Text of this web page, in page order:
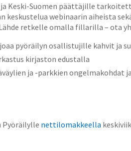
ja Keski-Suomen päättäjille
webinaarin aiheista
retkelle omalla fillarilla – ota
pyöräilyn osallistujille kahvit ja
kirjaston edustalla
ja -parkkien ongelmakohdat
Pyöräilylle nettilomakkeella